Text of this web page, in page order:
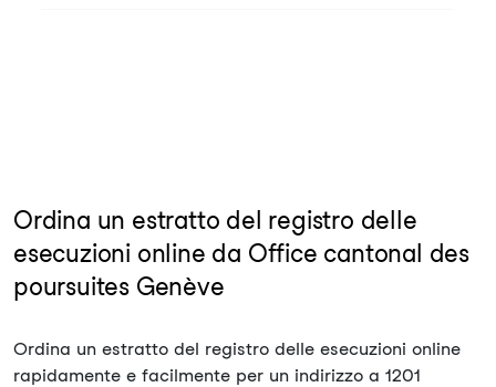
Ordina un estratto del registro delle
esecuzioni online da Office cantonal des
poursuites Genève
Ordina un estratto del registro delle esecuzioni online
rapidamente e facilmente per un indirizzo a 1201